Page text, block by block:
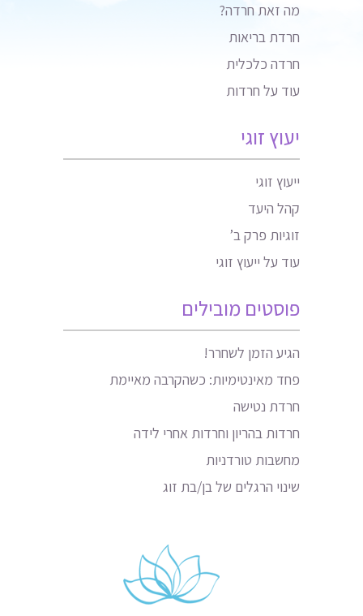
מה זאת חרדה?
חרדת בריאות
חרדה כלכלית
עוד על חרדות
יעוץ זוגי
ייעוץ זוגי
קהל היעד
זוגיות פרק ב’
עוד על ייעוץ זוגי
פוסטים מובילים
הגיע הזמן לשחרר!
פחד מאינטימיות: כשהקרבה מאיימת
חרדת נטישה
חרדות בהריון וחרדות אחרי לידה
מחשבות טורדניות
שינוי הרגלים של בן/בת זוג